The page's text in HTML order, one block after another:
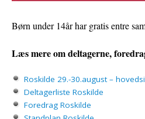
Børn under 14år har gratis entre
Læs mere om deltagerne,
Roskilde 29.-30.august –
Deltagerliste Roskilde
Foredrag Roskilde